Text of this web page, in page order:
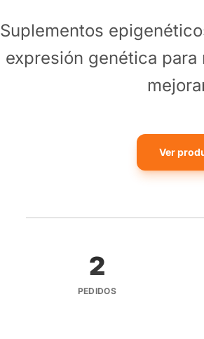
Suplementos
expresión genética
Ver
2
PEDIDOS